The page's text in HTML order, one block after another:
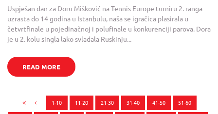
Uspješan dan za Doru Mišković na Tennis Europe turniru 2. ranga
uzrasta do 14 godina u Istanbulu, naša se igračica plasirala u
četvrtfinale u pojedinačnoj i polufinale u konkurenciji parova. Dora
je u 2. kolu singla lako svladala Ruskinju...
READ MORE
1-10 11-20 21-30 31-40 41-50 51-60